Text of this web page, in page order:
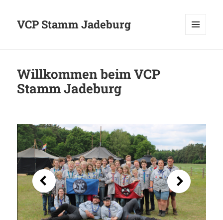
VCP Stamm Jadeburg
Willkommen beim VCP
Stamm Jadeburg